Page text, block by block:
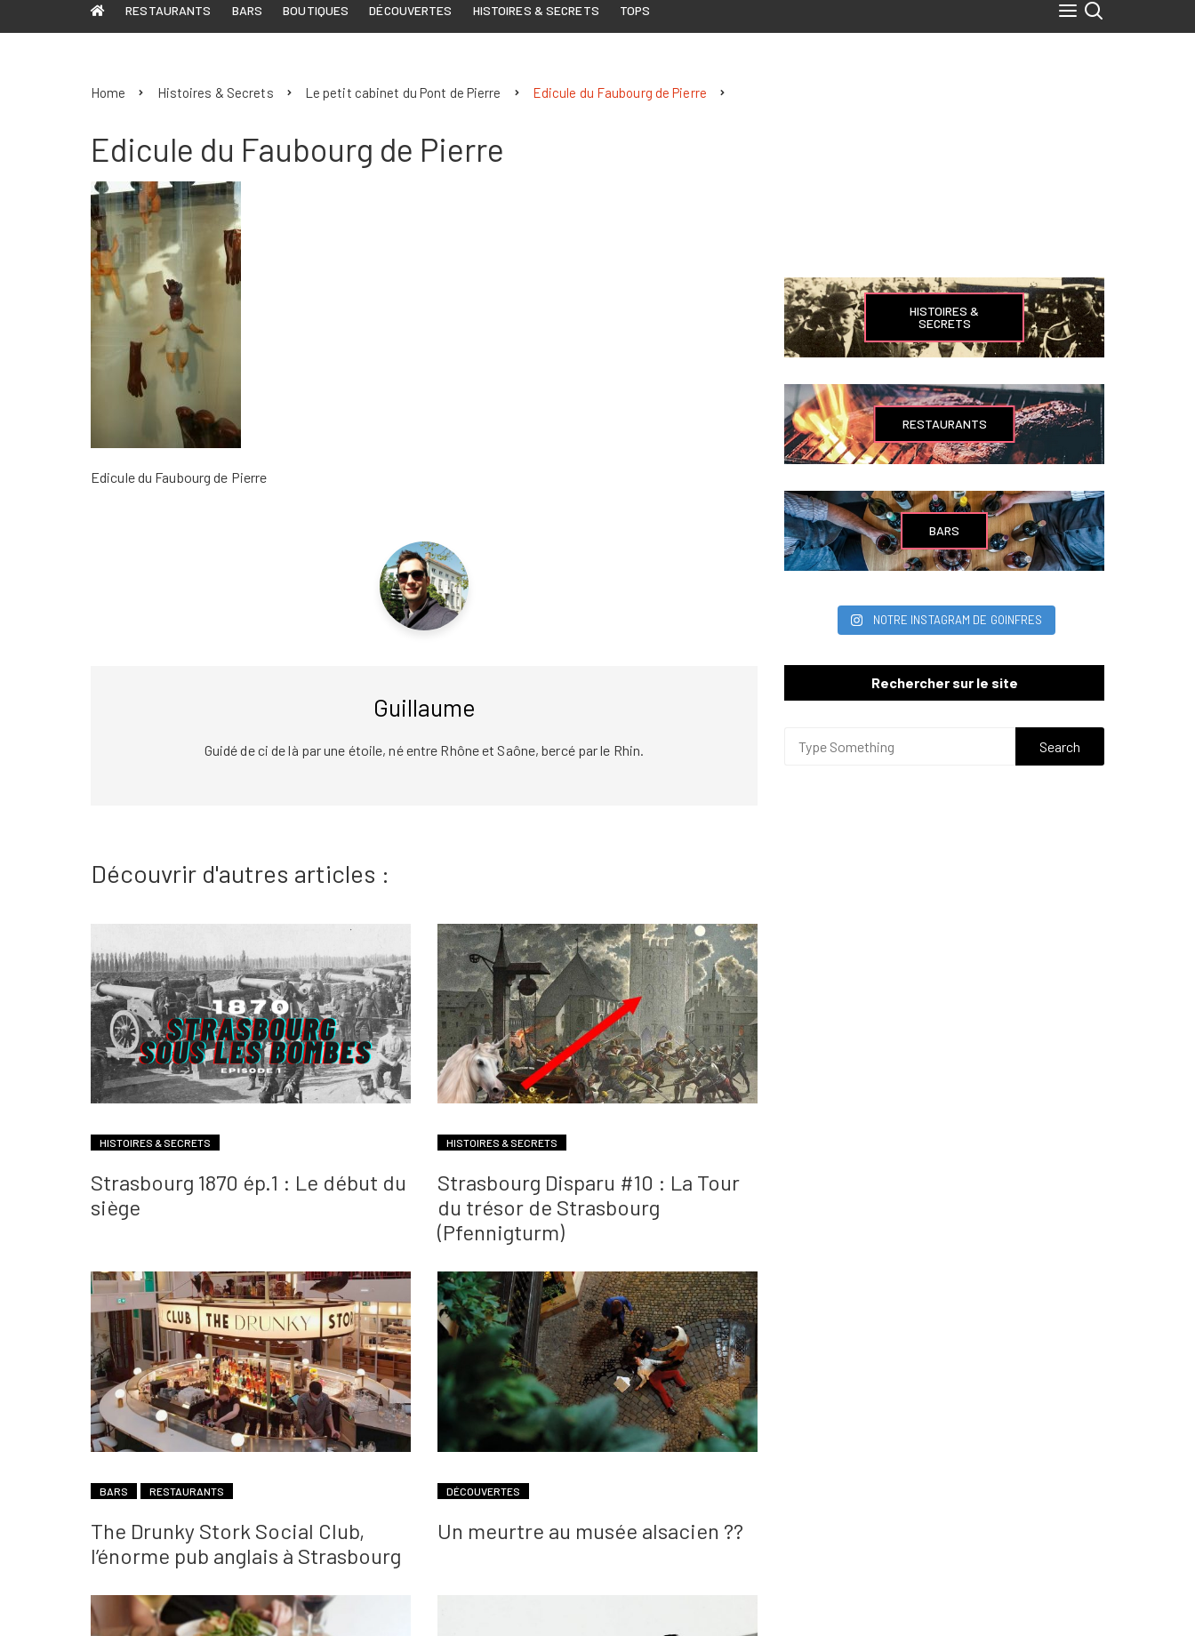
RESTAURANTS BARS BOUTIQUES DÉCOUVERTES HISTOIRES & SECRETS TOPS
Home Histoires & Secrets Le petit cabinet du Pont de Pierre Edicule du Faubourg de Pierre
Edicule du Faubourg de Pierre
Edicule du Faubourg de Pierre
Guillaume
Guidé de ci de là par une étoile, né entre Rhône et Saône, bercé par le Rhin.
Découvrir d'autres articles :
HISTOIRES & SECRETS
Strasbourg 1870 ép.1 : Le début du
siège
HISTOIRES & SECRETS
Strasbourg Disparu #10 : La Tour
du trésor de Strasbourg
(Pfennigturm)
BARS RESTAURANTS
The Drunky Stork Social Club,
l’énorme pub anglais à Strasbourg
DÉCOUVERTES
Un meurtre au musée alsacien ??
HISTOIRES &
SECRETS
RESTAURANTS
BARS
NOTRE INSTAGRAM DE GOINFRES
Rechercher sur le site